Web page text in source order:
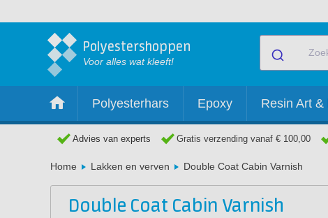
Polyestershoppen
Voor alles wat kleeft!
Polyesterhars Epoxy Resin Art &
Advies van experts Gratis verzending vanaf € 100,00
Home Lakken en verven Double Coat Cabin Varnish
Double Coat Cabin Varnish